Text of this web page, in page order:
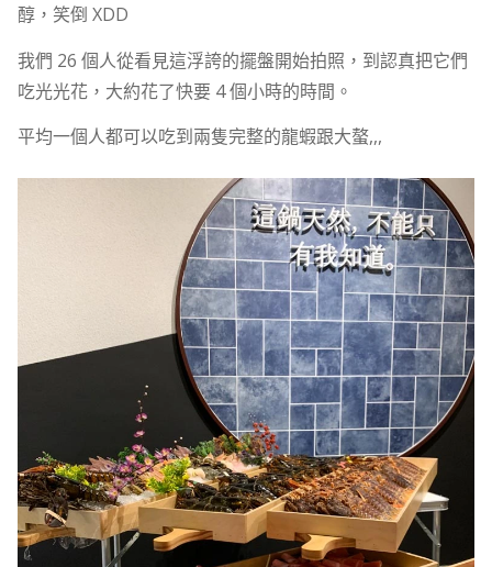
醇，笑倒 XDD
我們 26 個人從看見這浮誇的擺盤開始拍照，到認真把它們
吃光光花，大約花了快要 4 個小時的時間。
平均一個人都可以吃到兩隻完整的龍蝦跟大螯,,,